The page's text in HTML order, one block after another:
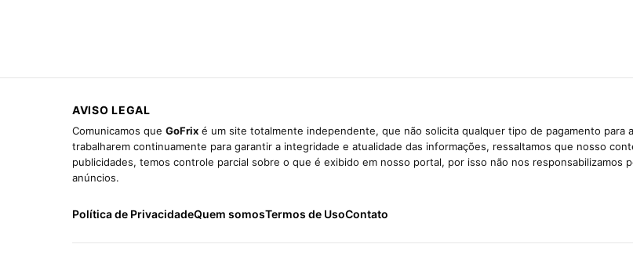
AVISO LEGAL
Comunicamos que GoFrix é um site totalmente independente, que não solicita qualquer tipo de pagamento para
trabalharem continuamente para garantir a integridade e atualidade das informações, ressaltamos que nosso
publicidades, temos controle parcial sobre o que é exibido em nosso portal, por isso não nos
anúncios.
Política de PrivacidadeQuem somosTermos de UsoContato